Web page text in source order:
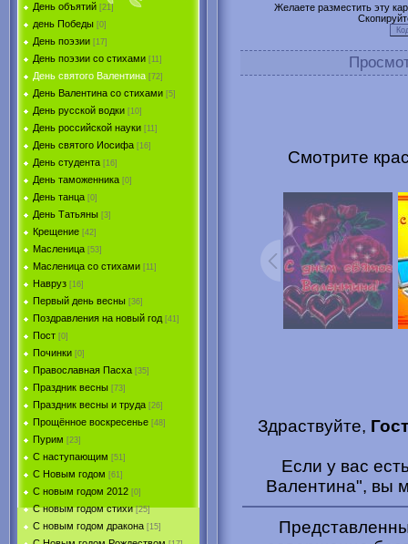
День объятий [21]
день Победы [0]
День поэзии [17]
День поэзии со стихами [11]
День святого Валентина [72]
День Валентина со стихами [5]
День русской водки [10]
День российской науки [11]
День святого Иосифа [16]
День студента [16]
День таможенника [0]
День танца [0]
День Татьяны [3]
Крещение [42]
Масленица [53]
Масленица со стихами [11]
Навруз [16]
Первый день весны [36]
Поздравления на новый год [41]
Пост [0]
Починки [0]
Православная Пасха [35]
Праздник весны [73]
Праздник весны и труда [26]
Прощённое воскресенье [48]
Пурим [23]
C наступающим [51]
С Новым годом [61]
С новым годом 2012 [0]
С новым годом стихи [25]
С новым годом дракона [15]
Желаете разместить эту
Смотрите
Здраствуйте,
Если у вас
Валентина", вы